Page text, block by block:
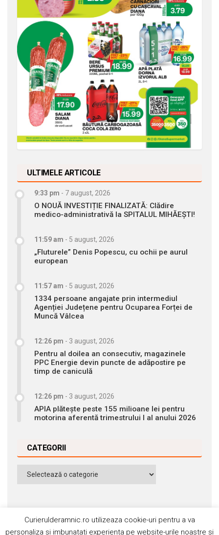
ULTIMELE ARTICOLE
9:33 pm - 7 august, 2026
O NOUĂ INVESTIȚIE FINALIZATĂ: Clădire
medico-administrativă la SPITALUL MIHĂEȘTI!
11:59 am - 5 august, 2026
„Fluturele” Denis Popescu, cu ochii pe aurul
european
11:57 am - 5 august, 2026
1334 persoane angajate prin intermediul
Agenției Județene pentru Ocuparea Forței de
Muncă Vâlcea
12:26 pm - 3 august, 2026
Pentru al doilea an consecutiv, magazinele
PPC Energie devin puncte de adăpostire pe
timp de caniculă
12:26 pm - 3 august, 2026
APIA plătește peste 155 milioane lei pentru
motorina aferentă trimestrului I al anului 2026
CATEGORII
Categorii
Curierulderamnic.ro utilizeaza cookie-uri pentru a va
personaliza si imbunatati experienta pe website-urile noastre si